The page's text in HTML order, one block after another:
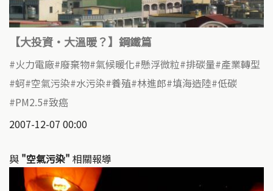
【大投資‧大溫暖？】鋼鐵篇
火力電廠 廢棄物 氣候暖化 懸浮微粒 排碳量 產業轉型
蚵 空氣污染 水污染 養殖 林進郎 填海造陸 低碳
PM2.5 致癌
2007-12-07 00:00
與 "空氣污染" 相關報導